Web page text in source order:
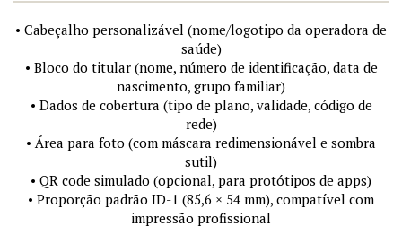
• Cabeçalho personalizável (nome/logotipo da operadora de
saúde)
• Bloco do titular (nome, número de identificação, data de
nascimento, grupo familiar)
• Dados de cobertura (tipo de plano, validade, código de
rede)
• Área para foto (com máscara redimensionável e sombra
sutil)
• QR code simulado (opcional, para protótipos de apps)
• Proporção padrão ID-1 (85,6 × 54 mm), compatível com
impressão profissional